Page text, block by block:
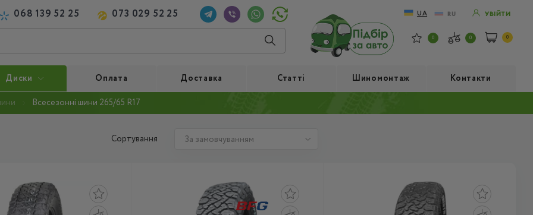
068 139 52 25 073 029 52 25 UA RU УВІЙТИ
0 0 0
Диски Оплата Доставка Статті Шиномонтаж Контакти
Всесезонні шини 265/65 R17
Сортування